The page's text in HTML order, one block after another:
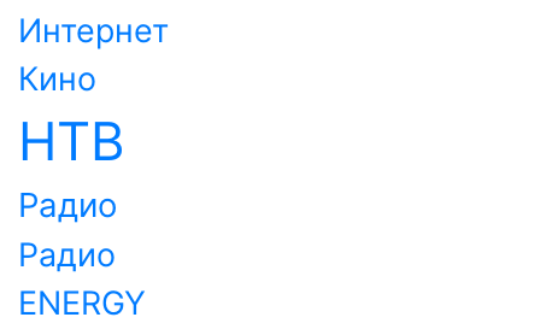
Интернет
Кино
НТВ
Радио
Радио
ENERGY